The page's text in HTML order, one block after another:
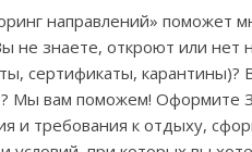
направлений» поможет
не знаете, откроют или нет
сертификаты,
вам поможем! Оформите
и требования к отдыху,